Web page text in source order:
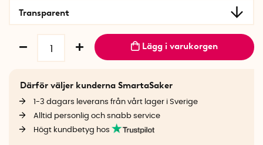
Transparent
Lägg i varukorgen
Därför väljer kunderna SmartaSaker
1-3 dagars leverans från vårt lager i Sverige
Alltid personlig och snabb service
Högt kundbetyg hos